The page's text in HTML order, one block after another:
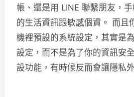
帳、還是用 LINE 聯繫朋友，
的生活資訊跟敏感個資。 而且
機裡預設的系統設定，其實是
設定，而不是為了你的資訊安
設功能，有時候反而會讓隱私